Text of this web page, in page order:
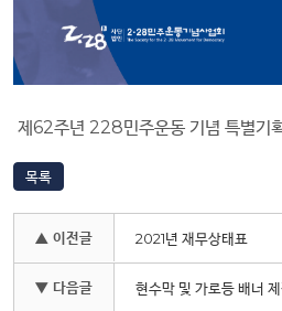
제62주년 228민주운동 기념 특별기
목록
▲ 이전글 2021년 재무상태표
▼ 다음글